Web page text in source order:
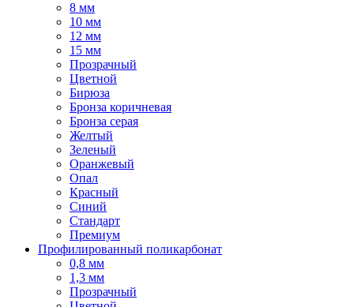
8 мм
10 мм
12 мм
15 мм
Прозрачный
Цветной
Бирюза
Бронза коричневая
Бронза серая
Желтый
Зеленый
Оранжевый
Опал
Красный
Синий
Стандарт
Премиум
Профилированный поликарбонат
0,8 мм
1,3 мм
Прозрачный